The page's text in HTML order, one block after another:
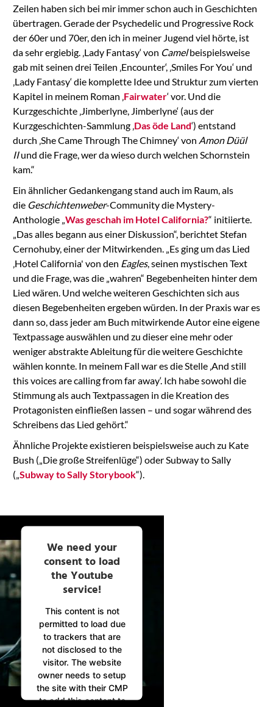
Zeilen haben sich bei mir immer schon auch in Geschichten
übertragen. Gerade der Psychedelic und Progressive Rock
der 60er und 70er, den ich in meiner Jugend viel hörte, ist
da sehr ergiebig. ‚Lady Fantasy‘ von Camelbeispielsweise
gab mit seinen drei Teilen ‚Encounter‘, ‚Smiles For You‘ und
‚Lady Fantasy‘ die komplette Idee und Struktur zum vierten
Kapitel in meinem Roman ‚Fairwater‘ vor. Und die
Kurzgeschichte ‚Jimberlyne, Jimberlyne‘ (aus der
Kurzgeschichten-Sammlung ‚Das öde Land‘) entstand
durch ‚She Came Through The Chimney‘ von Amon Düül
IIund die Frage, wer da wieso durch welchen Schornstein
kam.“
Ein ähnlicher Gedankengang stand auch im Raum, als
die Geschichtenweber-Community die Mystery-
Anthologie „Was geschah im Hotel California?“ initiierte.
„Das alles begann aus einer Diskussion“, berichtet Stefan
Cernohuby, einer der Mitwirkenden. „Es ging um das Lied
‚Hotel California' von den Eagles, seinen mystischen Text
und die Frage, was die „wahren“ Begebenheiten hinter dem
Lied wären. Und welche weiteren Geschichten sich aus
diesen Begebenheiten ergeben würden. In der Praxis war es
dann so, dass jeder am Buch mitwirkende Autor eine eigene
Textpassage auswählen und zu dieser eine mehr oder
weniger abstrakte Ableitung für die weitere Geschichte
wählen konnte. In meinem Fall war es die Stelle ‚And still
this voices are calling from far away‘. Ich habe sowohl die
Stimmung als auch Textpassagen in die Kreation des
Protagonisten einfließen lassen – und sogar während des
Schreibens das Lied gehört.“
Ähnliche Projekte existieren beispielsweise auch zu Kate
Bush („Die große Streifenlüge“) oder Subway to Sally
(„Subway to Sally Storybook“).
We need your
consent to load
the Youtube
service!
This content is not
permitted to load due
to trackers that are
not disclosed to the
visitor. The website
owner needs to setup
the site with their CMP
to add this content to